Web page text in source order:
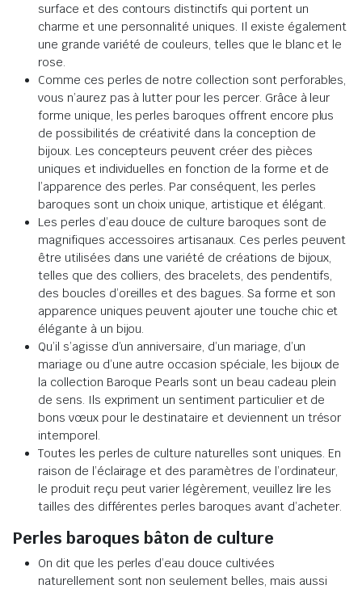
surface et des contours distinctifs qui portent un
charme et une personnalité uniques. Il existe également
une grande variété de couleurs, telles que le blanc et le
rose.
Comme ces perles de notre collection sont perforables,
vous n’aurez pas à lutter pour les percer. Grâce à leur
forme unique, les perles baroques offrent encore plus
de possibilités de créativité dans la conception de
bijoux. Les concepteurs peuvent créer des pièces
uniques et individuelles en fonction de la forme et de
l’apparence des perles. Par conséquent, les perles
baroques sont un choix unique, artistique et élégant.
Les perles d’eau douce de culture baroques sont de
magnifiques accessoires artisanaux. Ces perles peuvent
être utilisées dans une variété de créations de bijoux,
telles que des colliers, des bracelets, des pendentifs,
des boucles d’oreilles et des bagues. Sa forme et son
apparence uniques peuvent ajouter une touche chic et
élégante à un bijou.
Qu’il s’agisse d’un anniversaire, d’un mariage, d’un
mariage ou d’une autre occasion spéciale, les bijoux de
la collection Baroque Pearls sont un beau cadeau plein
de sens. Ils expriment un sentiment particulier et de
bons vœux pour le destinataire et deviennent un trésor
intemporel.
Toutes les perles de culture naturelles sont uniques. En
raison de l’éclairage et des paramètres de l’ordinateur,
le produit reçu peut varier légèrement, veuillez lire les
tailles des différentes perles baroques avant d’acheter.
Perles baroques bâton de culture
On dit que les perles d’eau douce cultivées
naturellement sont non seulement belles, mais aussi